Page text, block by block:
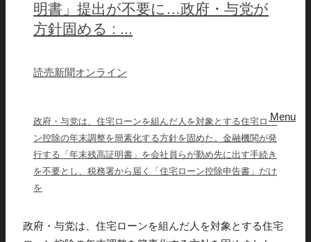
Menu
明書」提出が不要に…政府・与党が
方針固める : ...
読売新聞オンライン
政府・与党は、住宅ローンを組んだ人を対象とする住宅ロー
ン控除の年末調整を簡素化する方針を固めた。金融機関が発
行する「年末残高証明書」を会社員らが勤め先に出す手続き
を不要とし、税務署から届く「住宅ローン控除申告書」だけ
を
政府・与党は、住宅ローンを組んだ人を対象とする住宅